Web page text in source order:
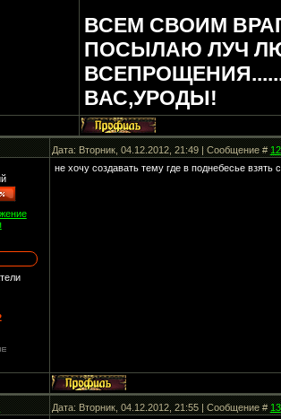
ВСЕМ СВОИМ
ПОСЫЛАЮ ЛУЧ
ВАС,УРОДЫ!
Дата: Вторник, 04.12.2012, 21:49 | Сообщение #12
не хочу создавать тему где в поднебесье взять
Дата: Вторник, 04.12.2012, 21:55 | Сообщение #13